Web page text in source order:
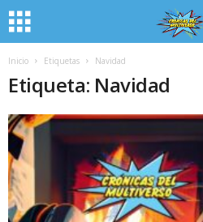
Inicio Etiquetas Navidad
Etiqueta: Navidad